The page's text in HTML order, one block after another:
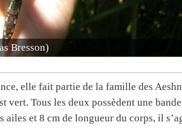
Bresson)
elle fait partie de la famille des
Tous les deux possèdent une
et 8 cm de longueur du corps, il